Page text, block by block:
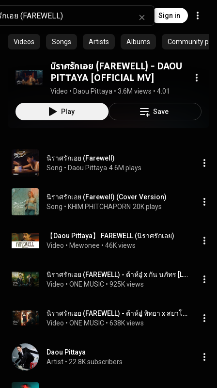
Sign in
Videos Songs Artists Albums Community
นิราศรักเอย (FAREWELL) - DAOU
PITTAYA [OFFICIAL MV]
Video • Daou Pittaya • 3.6M views • 4:01
Play Save
นิราศรักเอย (Farewell)
Song • Daou Pittaya 4.6M plays
นิราศรักเอย (Farewell) (Cover Version)
Song • KHIM PHITCHAPORN 20K plays
【Daou Pittaya】 FAREWELL (นิราศรักเอย)
Video • Mewonee • 46K views
นิราศรักเอย (FAREWELL) - ต้าห์อู๋ x กัน นภัทร [LIVE SESSION]
Video • ONE MUSIC • 925K views
นิราศรักเอย (FAREWELL) - ต้าห์อู๋ พิทยา x สยาโม [LIVE SESSION]
Video • ONE MUSIC • 638K views
Daou Pittaya
Artist • 22.8K subscribers